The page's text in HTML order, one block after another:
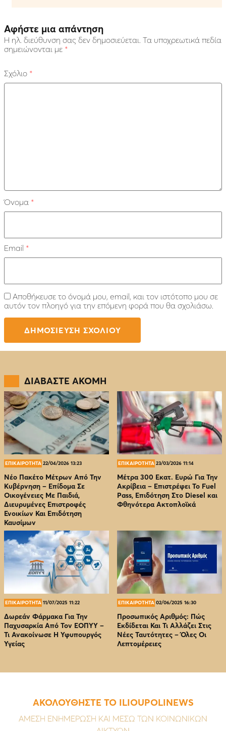
Αφήστε μια απάντηση
Η ηλ. διεύθυνση σας δεν δημοσιεύεται. Τα υποχρεωτικά πεδία
σημειώνονται με *
Σχόλιο *
Όνομα *
Email *
Αποθήκευσε το όνομά μου, email, και τον ιστότοπο μου σε
αυτόν τον πλοηγό για την επόμενη φορά που θα σχολιάσω.
ΔΙΑΒΑΣΤΕ ΑΚΟΜΗ
ΕΠΙΚΑΙΡΟΤΗΤΑ 22/04/2026 13:23
Νέο Πακέτο Μέτρων Από Την
Κυβέρνηση – Επίδομα Σε
Οικογένειες Με Παιδιά,
Διευρυμένες Επιστροφές
Ενοικίων Και Επιδότηση
Καυσίμων
ΕΠΙΚΑΙΡΟΤΗΤΑ 23/03/2026 11:14
Μέτρα 300 Εκατ. Ευρώ Για Την
Ακρίβεια – Επιστρέφει Το Fuel
Pass, Επιδότηση Στο Diesel και
Φθηνότερα Ακτοπλοϊκά
ΕΠΙΚΑΙΡΟΤΗΤΑ 11/07/2025 11:22
Δωρεάν Φάρμακα Για Την
Παχυσαρκία Από Τον EOΠΥΥ –
Τι Ανακοίνωσε Η Υφυπουργός
Υγείας
ΕΠΙΚΑΙΡΟΤΗΤΑ 02/06/2025 16:30
Προσωπικός Αριθμός: Πώς
Εκδίδεται Και Τι Αλλάζει Στις
Νέες Ταυτότητες – Όλες Οι
Λεπτομέρειες
ΑΚΟΛΟΥΘΗΣΤΕ ΤΟ ILIOUPOLINEWS
ΑΜΕΣΗ ΕΝΗΜΕΡΩΣΗ ΚΑΙ ΜΕΣΩ ΤΩΝ ΚΟΙΝΩΝΙΚΩΝ